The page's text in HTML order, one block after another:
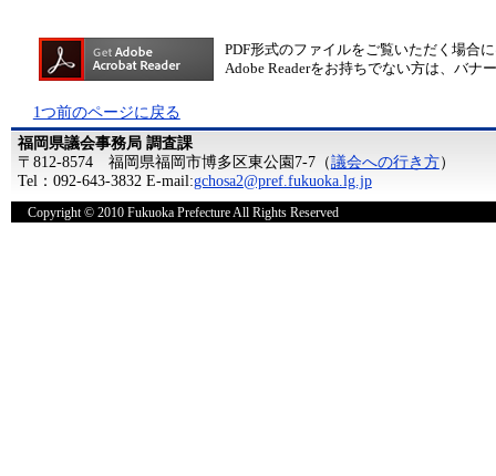
PDF形式のファイルをご覧いただく場合
Adobe Readerをお持ちでない方は、バナ
1つ前のページに戻る
福岡県議会事務局 調査課
〒812-8574 福岡県福岡市博多区東公園7-7（議会への行き方）
Tel：092-643-3832 E-mail:gchosa2@pref.fukuoka.lg.jp
Copyright © 2010 Fukuoka Prefecture All Rights Reserved